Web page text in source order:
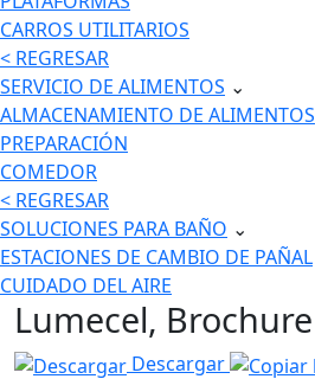
CARROS UTILITARIOS
< REGRESAR
SERVICIO DE ALIMENTOS ⌄
ALMACENAMIENTO DE ALIMENTOS
PREPARACIÓN
COMEDOR
< REGRESAR
SOLUCIONES PARA BAÑO ⌄
ESTACIONES DE CAMBIO DE PAÑAL
CUIDADO DEL AIRE
Lumecel, Brochure
Descargar